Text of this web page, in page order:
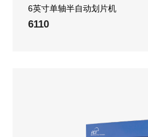
6英寸单轴半自动划片机
6110